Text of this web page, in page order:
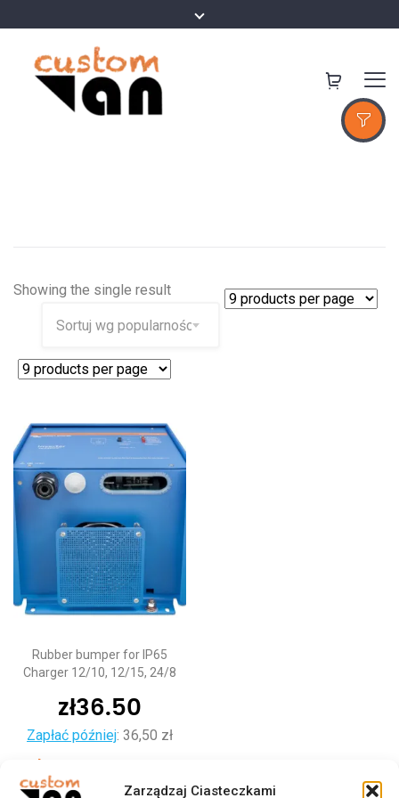
Zarządzaj Ciasteczkami
Showing the single result
Rubber bumper for IP65
Charger 12/10, 12/15, 24/8
zł36.50
Zapłać później: 36,50 zł